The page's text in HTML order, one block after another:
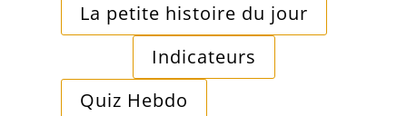
La petite histoire du jour
Indicateurs
Quiz Hebdo